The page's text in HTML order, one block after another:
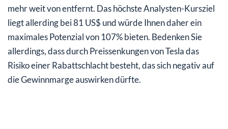
mehr weit von entfernt. Das höchste Analysten-Kursziel
liegt allerding bei 81 US$ und würde Ihnen daher ein
maximales Potenzial von 107% bieten. Bedenken Sie
allerdings, dass durch Preissenkungen von Tesla das
Risiko einer Rabattschlacht besteht, das sich negativ auf
die Gewinnmarge auswirken dürfte.